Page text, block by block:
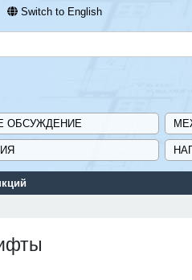
Switch to English
ОБСУЖДЕНИЕ